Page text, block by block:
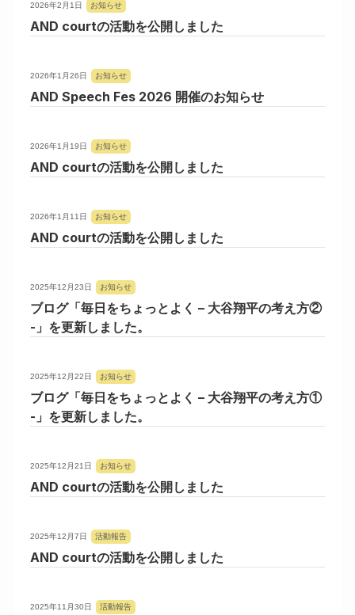
2026年2月1日 お知らせ
AND courtの活動を公開しました
2026年1月26日 お知らせ
AND Speech Fes 2026 開催のお知らせ
2026年1月19日 お知らせ
AND courtの活動を公開しました
2026年1月11日 お知らせ
AND courtの活動を公開しました
2025年12月23日 お知らせ
ブログ「毎日をちょっとよく – 大谷翔平の考え方②
-」を更新しました。
2025年12月22日 お知らせ
ブログ「毎日をちょっとよく – 大谷翔平の考え方①
-」を更新しました。
2025年12月21日 お知らせ
AND courtの活動を公開しました
2025年12月7日 活動報告
AND courtの活動を公開しました
2025年11月30日 活動報告